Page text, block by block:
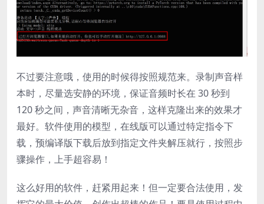
不过要注意哦，使用的时候得按照规范来。录制声音样
本时，尽量选安静的环境，保证音频时长在 30 秒到
120 秒之间，声音清晰无杂音，这样克隆出来的效果才
最好。软件使用的模型，在线版可以通过特定指令下
载，预编译版下载后放到指定文件夹解压就行，按照步
骤操作，上手超容易！
这么好用的软件，赶紧用起来！但一定要合法使用，发